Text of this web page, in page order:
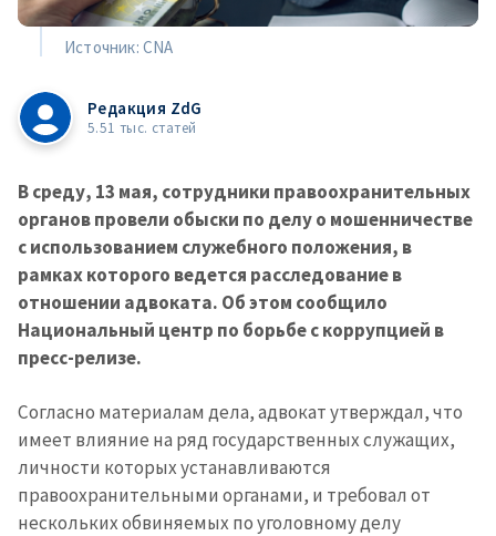
Источник: CNA
Редакция ZdG
5.51 тыс. статей
В среду, 13 мая, сотрудники правоохранительных
органов провели обыски по делу о мошенничестве
с использованием служебного положения, в
рамках которого ведется расследование в
отношении адвоката. Об этом сообщило
Национальный центр по борьбе с коррупцией в
пресс-релизе.
Согласно материалам дела, адвокат утверждал, что
имеет влияние на ряд государственных служащих,
личности которых устанавливаются
правоохранительными органами, и требовал от
нескольких обвиняемых по уголовному делу